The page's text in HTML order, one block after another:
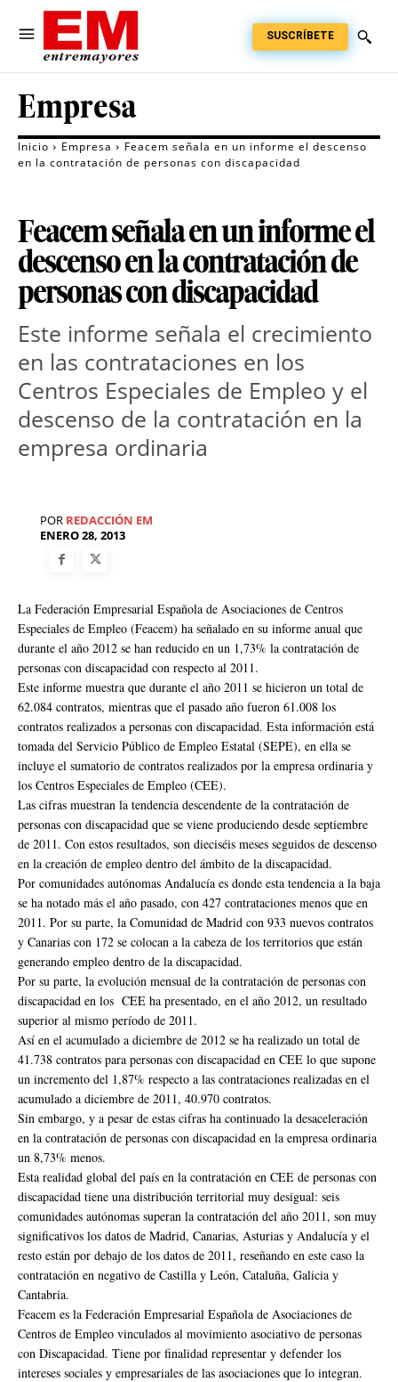
SUSCRÍBETE
Empresa
Inicio Empresa
Feacem señala en un informe el descenso
en la contratación de personas con discapacidad
Feacem señala en un informe el
descenso en la contratación de
personas con discapacidad
Este informe señala el crecimiento
en las contrataciones en los
Centros Especiales de Empleo y el
descenso de la contratación en la
empresa ordinaria
POR REDACCIÓN EM
ENERO 28, 2013
La Federación Empresarial Española de Asociaciones de Centros
Especiales de Empleo (Feacem) ha señalado en su informe anual que
durante el año 2012 se han reducido en un 1,73% la contratación de
personas con discapacidad con respecto al 2011.
Este informe muestra que durante el año 2011 se hicieron un total de
62.084 contratos, mientras que el pasado año fueron 61.008 los
contratos realizados a personas con discapacidad. Esta información está
tomada del Servicio Público de Empleo Estatal (SEPE), en ella se
incluye el sumatorio de contratos realizados por la empresa ordinaria y
los Centros Especiales de Empleo (CEE).
Las cifras muestran la tendencia descendente de la contratación de
personas con discapacidad que se viene produciendo desde septiembre
de 2011. Con estos resultados, son dieciséis meses seguidos de descenso
en la creación de empleo dentro del ámbito de la discapacidad.
Por comunidades autónomas Andalucía es donde esta tendencia a la baja
se ha notado más el año pasado, con 427 contrataciones menos que en
2011. Por su parte, la Comunidad de Madrid con 933 nuevos contratos
y Canarias con 172 se colocan a la cabeza de los territorios que están
generando empleo dentro de la discapacidad.
Por su parte, la evolución mensual de la contratación de personas con
discapacidad en los CEE ha presentado, en el año 2012, un resultado
superior al mismo período de 2011.
Así en el acumulado a diciembre de 2012 se ha realizado un total de
41.738 contratos para personas con discapacidad en CEE lo que supone
un incremento del 1,87% respecto a las contrataciones realizadas en el
acumulado a diciembre de 2011, 40.970 contratos.
Sin embargo, y a pesar de estas cifras ha continuado la desaceleración
en la contratación de personas con discapacidad en la empresa ordinaria
un 8,73% menos.
Esta realidad global del país en la contratación en CEE de personas con
discapacidad tiene una distribución territorial muy desigual: seis
comunidades autónomas superan la contratación del año 2011, son muy
significativos los datos de Madrid, Canarias, Asturias y Andalucía y el
resto están por debajo de los datos de 2011, reseñando en este caso la
contratación en negativo de Castilla y León, Cataluña, Galicia y
Cantabria.
Feacem es la Federación Empresarial Española de Asociaciones de
Centros de Empleo vinculados al movimiento asociativo de personas
con Discapacidad. Tiene por finalidad representar y defender los
intereses sociales y empresariales de las asociaciones que lo integran.